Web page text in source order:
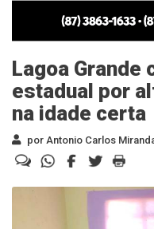
Lagoa Grande
estadual por
na idade certa
por Antonio Carlos